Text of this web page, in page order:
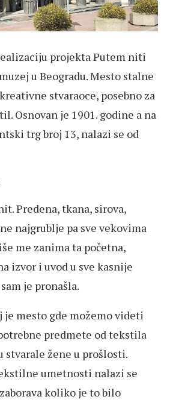
projekta Putem niti
u Beogradu. Mesto stalne
stvaraoce, posebno za
Osnovan je 1901. godine a na
trg broj 13, nalazi se od
Predena, tkana, sirova,
najgrublje pa sve vekovima
me zanima ta početna,
izvor i uvod u sve kasnije
je pronašla.
mesto gde možemo videti
predmete od tekstila
stvarale žene u prošlosti.
umetnosti nalazi se
koliko je to bilo